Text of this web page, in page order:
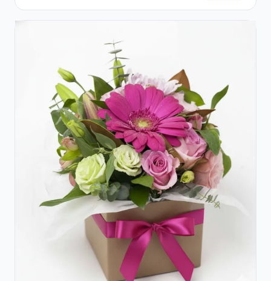
Crizanteme Albe